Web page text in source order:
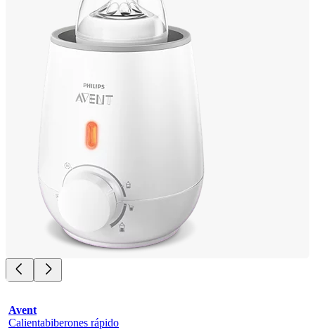
Avent
Calientabiberones rápido